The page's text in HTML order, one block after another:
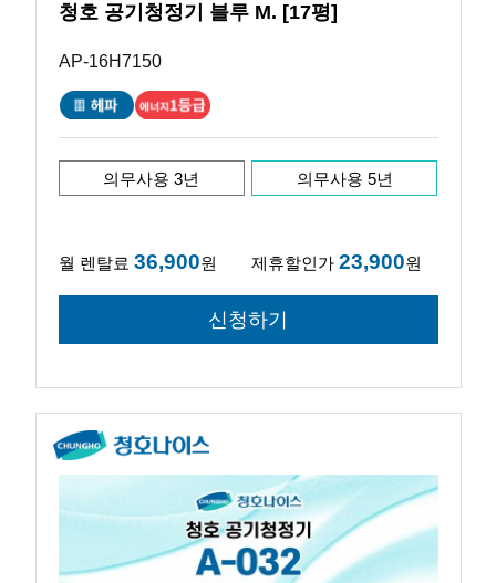
청호 공기청정기 블루 M. [17평]
AP-16H7150
의무사용 3년 의무사용 5년
월 렌탈료 36,900원 제휴할인가23,900원